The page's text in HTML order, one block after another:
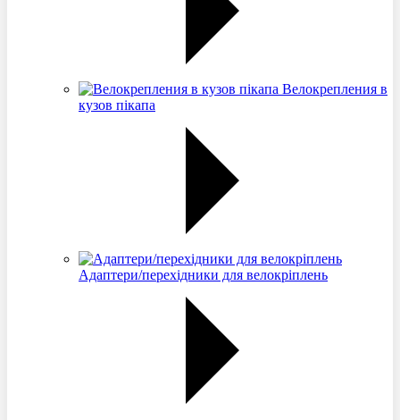
Велокрепления в
кузов пікапа
Адаптери/перехідники для велокріплень